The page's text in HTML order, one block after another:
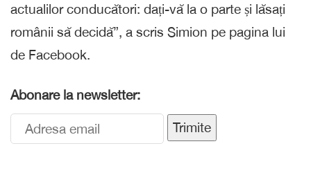
actualilor conducători: dați-vă la o parte și lăsați
românii să decidă”, a scris Simion pe pagina lui
de Facebook.
Abonare la newsletter:
Trimite